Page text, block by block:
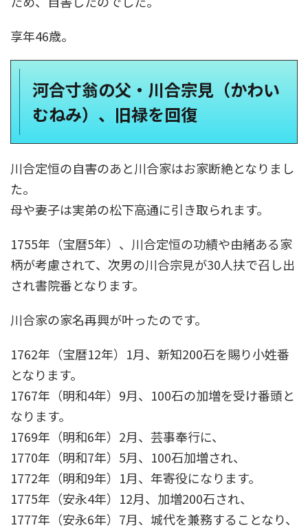
享年46歳。
河合寸翁の父・川合宗見（かわい
むねみ）、旧禄を回復
川合定恒の自害のあと川合家はお家断絶となりまし
た。
母や妻子は実弟の松下高通に引き取られます。
1755年（宝暦5年）、川合定恒の功績や由緒ある家
柄が考慮されて、次男の川合宗見が30人扶で召し出
され書院番となります。
川合家の家名再興が叶ったのです。
1762年（宝暦12年）1月、新知200石を賜り小姓番
となります。
1767年（明和4年）9月、100石の加増を受け番頭と
なります。
1769年（明和6年）2月、芸事奉行に、
1770年（明和7年）5月、100石加増され、
1772年（明和9年）1月、年寄役になります。
1775年（安永4年）12月、加増200石され、
1777年（安永6年）7月、城代を兼務することなり、